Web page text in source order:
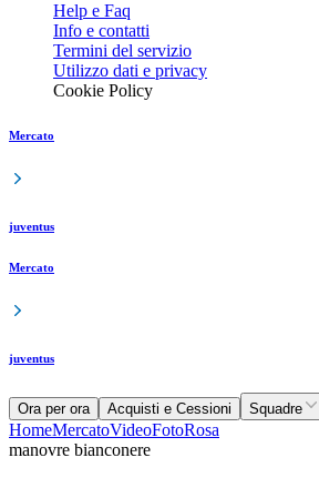
Help e Faq
Info e contatti
Termini del servizio
Utilizzo dati e privacy
Cookie Policy
Mercato
juventus
Mercato
juventus
Ora per ora Acquisti e Cessioni Squadre
HomeMercatoVideoFotoRosa
manovre bianconere